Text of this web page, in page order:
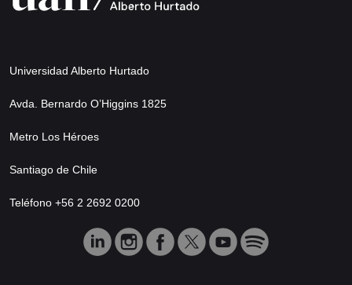
Universidad Alberto Hurtado
Avda. Bernardo O’Higgins 1825
Metro Los Héroes
Santiago de Chile
Teléfono +56 2 2692 0200